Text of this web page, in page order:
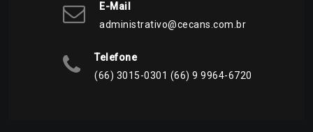
E-Mail
administrativo@cecans.com.br
Telefone
(66) 3015-0301 (66) 9 9964-6720